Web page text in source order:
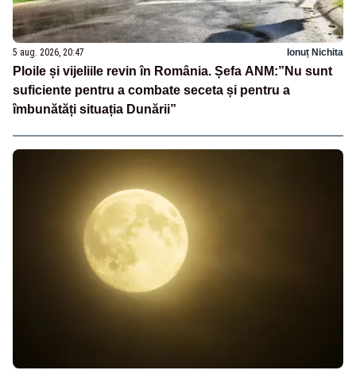
5 aug. 2026, 20:47 Ionuț Nichita
Ploile și vijeliile revin în România. Șefa ANM:”Nu sunt
suficiente pentru a combate seceta și pentru a
îmbunătăți situația Dunării”